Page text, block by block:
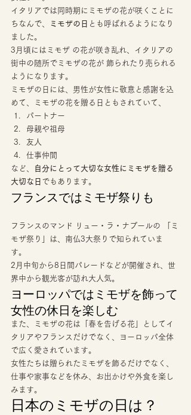
イタリアでは同時期にミモザの花が咲くことに
ちなんで、
ミモザの日 とも呼ばれるようになり
ました。
3月頃にはミモザ の花が咲き乱れ、イタリアの
街中の随所でミモザの花が 飾られたり売られる
ようになります。
ミモザの日には、男性が女性に敬意と感謝を込
めて、ミモザの花を贈る日ともされていて、
パートナー
母親や祖母
友人
仕事仲間
など、
自分にとって大切な女性にミモザを贈る
大切な日 でもあります。
フランスではミモザ祭りも
フランスのマンド リュー・ラ・ナプールの 「ミ
モザ祭り」は、南仏3大祭りで知られていま
す。
2月中旬から8日間パレードなどが開催され、世
界中から観光客が訪れ大人気。
ヨーロッパではミモザを飾って
女性の休日を楽しむ
また、ミモザの花は「春を告げる花」としてイ
タリアやフランスだけでなく、ヨーロッパ全体
で広く愛されています。
女性たちは贈られたミモザを飾るだけでなく、
仕事や家事などを休み、お出かけや外食を楽し
みます。
日本のミモザの日は？